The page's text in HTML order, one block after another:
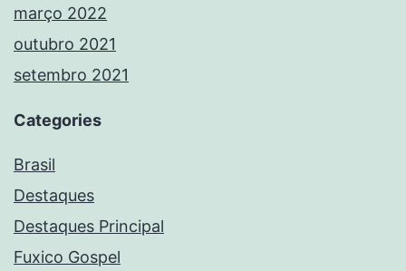
março 2022
outubro 2021
setembro 2021
Categories
Brasil
Destaques
Destaques Principal
Fuxico Gospel